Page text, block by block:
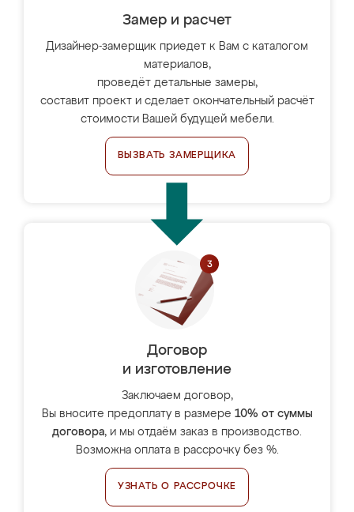
Замер и расчет
Дизайнер-замерщик приедет к Вам с каталогом
материалов,
проведёт детальные замеры,
составит проект и сделает окончательный расчёт
стоимости Вашей будущей мебели.
ВЫЗВАТЬ ЗАМЕРЩИКА
Договор
и изготовление
Заключаем договор,
Вы вносите предоплату в размере 10% от суммы
договора, и мы отдаём заказ в производство.
Возможна оплата в рассрочку без %.
УЗНАТЬ О РАССРОЧКЕ